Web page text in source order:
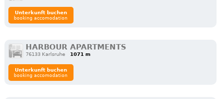
Unterkunft buchen
booking accomodation
HARBOUR APARTMENTS
76133 Karlsruhe 1071 m
Unterkunft buchen
booking accomodation